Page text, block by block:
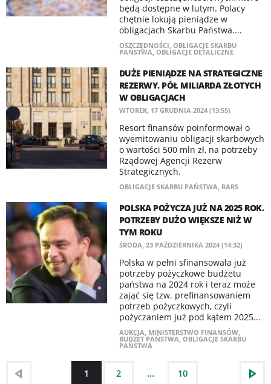
będą dostępne w lutym. Polacy
chętnie lokują pieniądze w
obligacjach Skarbu Państwa....
OSZCZĘDNOŚCI, OBLIGACJE SKARBU
PAŃSTWA, OBLIGACJE DETALICZNE
DUŻE PIENIĄDZE NA STRATEGICZNE
REZERWY. PÓŁ MILIARDA ZŁOTYCH
W OBLIGACJACH
WTOREK, 17 GRUDNIA 2024 (13:55)
Resort finansów poinformował o
wyemitowaniu obligacji skarbowych
o wartości 500 mln zł, na potrzeby
Rządowej Agencji Rezerw
Strategicznych.
OBLIGACJE SKARBU PAŃSTWA, RARS
POLSKA POŻYCZA JUŻ NA 2025 ROK.
POTRZEBY DUŻO WIĘKSZE NIŻ W
TYM ROKU
ŚRODA, 23 PAŹDZIERNIKA 2024 (14:32)
Polska w pełni sfinansowała już
potrzeby pożyczkowe budżetu
państwa na 2024 rok i teraz może
zająć się tzw. prefinansowaniem
potrzeb pożyczkowych, czyli
pożyczaniem już pod kątem 2025...
AUKCJA, MINISTERSTWO FINANSÓW,
BUDŻET PAŃSTWA, OBLIGACJE SKARBU
PAŃSTWA
1 2 ... 10